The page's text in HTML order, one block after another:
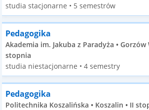
studia stacjonarne • 5 semestrów
Pedagogika
Akademia im. Jakuba z Paradyża •
stopnia
studia niestacjonarne • 4 semestry
Pedagogika
Politechnika Koszalińska • Koszalin • II